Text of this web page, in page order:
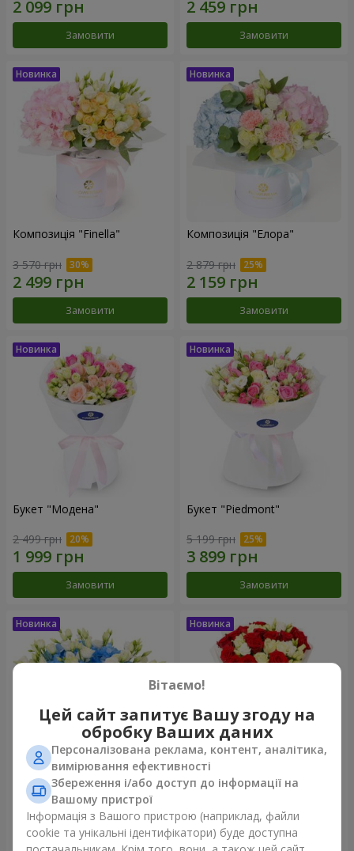
Замовити Замовити
Композиція "Finella"
3 570 грн
Замовити
Композиція "Елора"
2 879 грн
Замовити
Букет "Модена"
2 499 грн
Замовити
Букет "Piedmont"
5 199 грн
Замовити
Композиція "Сільвія"
3 570 грн
Букет "Katarina"
2 874 грн
Вітаємо!
Цей сайт запитує Вашу згоду на
обробку Ваших даних
Персоналізована реклама, контент, аналітика,
вимірювання ефективності
Збереження і/або доступ до інформації на
Вашому пристрої
Інформація з Вашого пристрою (наприклад, файли
cookie та унікальні ідентифікатори) буде доступна